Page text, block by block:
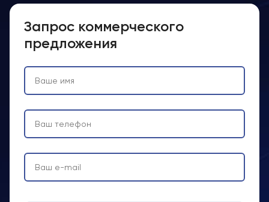
Запрос коммерческого
предложения